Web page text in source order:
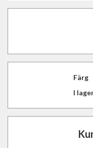
Färg
I